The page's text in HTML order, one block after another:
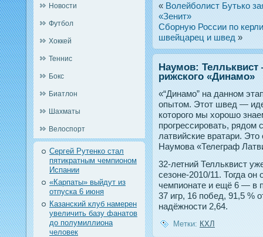
Новости
Футбол
Хоккей
Теннис
Бокс
Биатлон
Шахматы
Велоспорт
Сергей Рутенко стал
пятикратным чемпионом
Испании
«Карпаты» выйдут из
отпуска 6 июня
Казанский клуб намерен
увеличить базу фанатов
до полумиллиона
человек
«Волейболист Бутько
«Зенит»
Сборную России по
швейцарец и швед»
Наумов:
рижского «Динамо»
«“Динамо” на данном
опытом. Этот швед —
которого мы хорошо
прогрессировать, рядом
латвийские вратари.
Наумова «Телеграф
32-летний Телльквист
сезоне-2010/11. Тогда он
чемпионате и ещё 6 — в
37 игр, 16 побед, 91,5 %
надёжности 2,64.
Метки: КХЛ